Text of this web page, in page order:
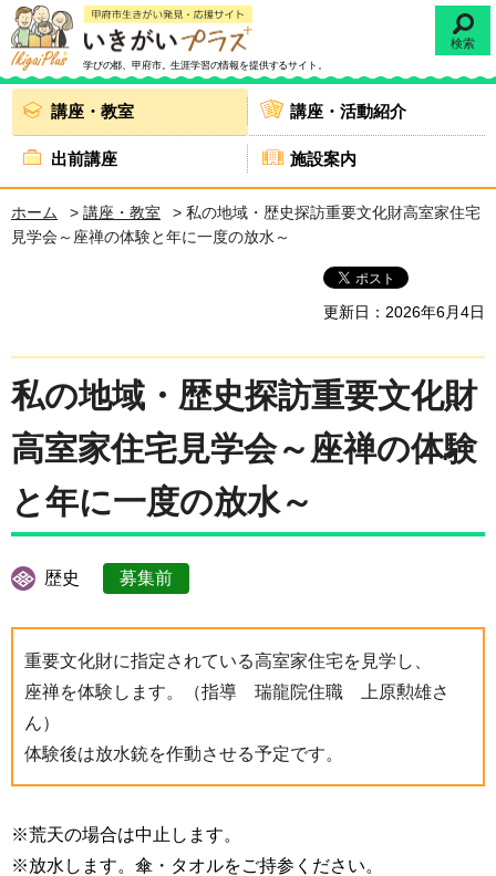
学びの都、甲府市。生涯学習の情報を提供するサイト。
検索
講座・教室 講座・活動紹介
出前講座 施設案内
ホーム > 講座・教室
> 私の地域・歴史探訪重要文化財高室家住宅
見学会～座禅の体験と年に一度の放水～
更新日：2026年6月4日
私の地域・歴史探訪重要文化財
高室家住宅見学会～座禅の体験
と年に一度の放水～
歴史 募集前
重要文化財に指定されている高室家住宅を見学し、
座禅を体験します。（指導 瑞龍院住職 上原勲雄さ
ん）
体験後は放水銃を作動させる予定です。
※荒天の場合は中止します。
※放水します。傘・タオルをご持参ください。